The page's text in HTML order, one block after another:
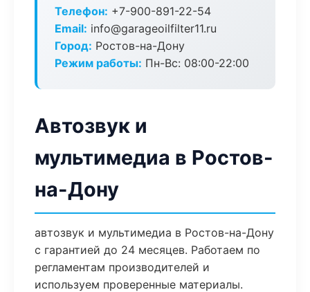
Телефон: +7-900-891-22-54
Email: info@garageoilfilter11.ru
Город: Ростов-на-Дону
Режим работы: Пн-Вс: 08:00-22:00
Автозвук и
мультимедиа в Ростов-
на-Дону
автозвук и мультимедиа в Ростов-на-Дону
с гарантией до 24 месяцев. Работаем по
регламентам производителей и
используем проверенные материалы.